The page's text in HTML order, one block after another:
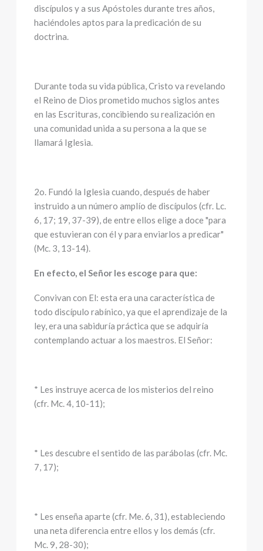
discípulos y a sus Apóstoles durante tres años,
haciéndoles aptos para la predicación de su
doctrina.
Durante toda su vida pública, Cristo va revelando
el Reino de Dios prometido muchos siglos antes
en las Escrituras, concibiendo su realización en
una comunidad unida a su persona a la que se
llamará Iglesia.
2o. Fundó la Iglesia cuando, después de haber
instruido a un número amplío de discípulos (cfr. Lc.
6, 17; 19, 37-39), de entre ellos elige a doce "para
que estuvieran con él y para enviarlos a predicar"
(Mc. 3, 13-14).
En efecto, el Señor les escoge para que:
Convivan con El: esta era una característica de
todo discípulo rabínico, ya que el aprendizaje de la
ley, era una sabiduría práctica que se adquiría
contemplando actuar a los maestros. El Señor:
* Les instruye acerca de los misterios del reino
(cfr. Mc. 4, 10-11);
* Les descubre el sentido de las parábolas (cfr. Mc.
7, 17);
* Les enseña aparte (cfr. Me. 6, 31), estableciendo
una neta diferencia entre ellos y los demás (cfr.
Mc. 9, 28-30);